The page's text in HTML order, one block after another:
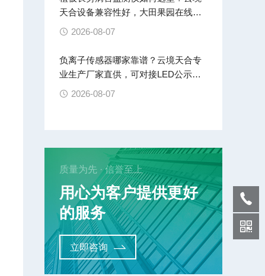
天合设备兼容性好，大田果园在线监
测
2026-08-07
负离子传感器哪家靠谱？云境天合专
业生产厂家直供，可对接LED公示屏
云平台
2026-08-07
质量为先 · 信誉至上
用心为客户提供更好
的服务
立即咨询